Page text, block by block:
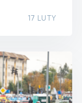
17 LUTY